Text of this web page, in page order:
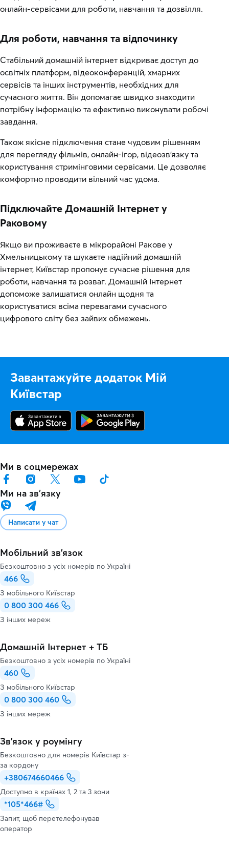
онлайн-сервісами для роботи, навчання та дозвілля.
Для роботи, навчання та відпочинку
Стабільний домашній інтернет відкриває доступ до
освітніх платформ, відеоконференцій, хмарних
сервісів та інших інструментів, необхідних для
сучасного життя. Він допомагає швидко знаходити
потрібну інформацію та ефективно виконувати робочі
завдання.
Також якісне підключення стане чудовим рішенням
для перегляду фільмів, онлайн-ігор, відеозв’язку та
користування стримінговими сервісами. Це дозволяє
комфортно проводити вільний час удома.
Підключайте Домашній Інтернет у
Раковому
Якщо ви проживаєте в мікрорайоні Ракове у
Хмельницькому та шукаєте надійний домашній
інтернет, Київстар пропонує сучасне рішення для
роботи, навчання та розваг. Домашній Інтернет
допоможе залишатися онлайн щодня та
користуватися всіма перевагами сучасного
цифрового світу без зайвих обмежень.
Завантажуйте додаток Мій
Київстар
Ми в соцмережах
Ми на звʼязку
Написати у чат
Мобільний зв'язок
Безкоштовно з усіх номерів по Україні
466
З мобільного Київстар
0 800 300 466
З інших мереж
Домашній Інтернет + ТБ
Безкоштовно з усіх номерів по Україні
460
З мобільного Київстар
0 800 300 460
З інших мереж
Зв’язок у роумінгу
Безкоштовно для номерів Київстар з-
за кордону
+380674660466
Доступно в країнах 1, 2 та 3 зони
*105*466#
Запит, щоб перетелефонував
оператор